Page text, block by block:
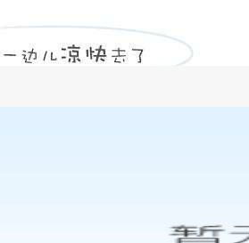
成因分析-尊龙凯时